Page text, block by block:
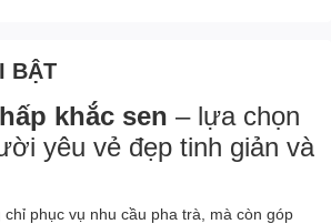
BẬT
khắc sen – lựa chọn
yêu vẻ đẹp tinh giản và
phục vụ nhu cầu pha trà, mà còn góp